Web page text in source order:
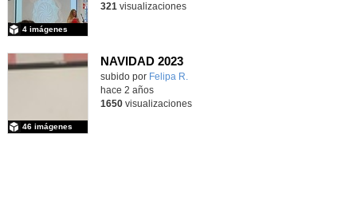
4 imágenes
321 visualizaciones
NAVIDAD 2023
subido por Felipa R.
46 imágenes
hace 2 años
1650visualizaciones